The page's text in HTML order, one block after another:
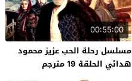
00:55:00
مسلسل رحلة الحب عزيز محمود
هدائي الحلقة 19 مترجم